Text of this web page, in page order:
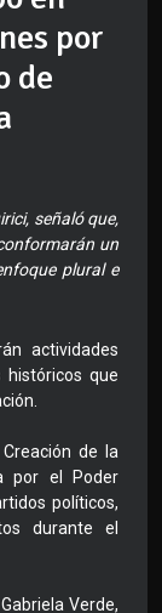
por
de
señaló que,
un
plural e
actividades
históricos que
de la
por el Poder
políticos,
durante el
Verde,